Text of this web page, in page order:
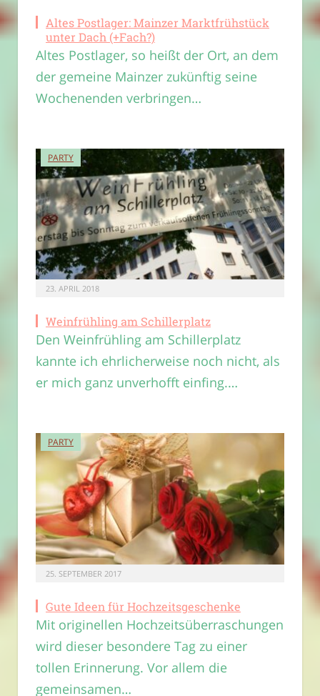
Altes Postlager: Mainzer Marktfrühstück
unter Dach (+Fach?)
Altes Postlager, so heißt der Ort, an dem
der gemeine Mainzer zukünftig seine
Wochenenden verbringen…
PARTY
23. APRIL 2018
Weinfrühling am Schillerplatz
Den Weinfrühling am Schillerplatz
kannte ich ehrlicherweise noch nicht, als
er mich ganz unverhofft einfing.…
PARTY
25. SEPTEMBER 2017
Gute Ideen für Hochzeitsgeschenke
Mit originellen Hochzeitsüberraschungen
wird dieser besondere Tag zu einer
tollen Erinnerung. Vor allem die
gemeinsamen…